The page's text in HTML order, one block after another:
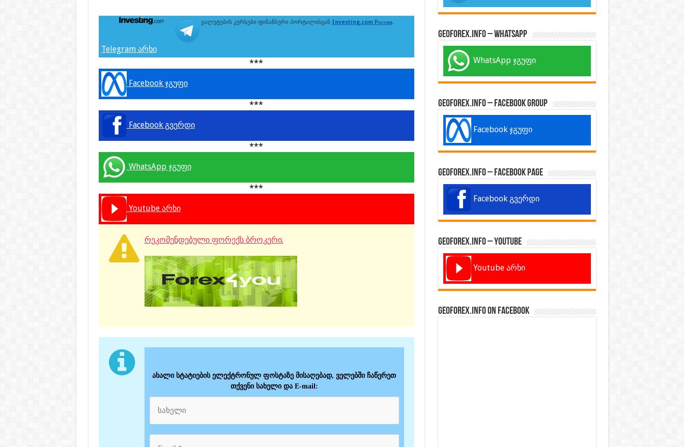
ვალუტების კურსები ფინანსური პორტალისგან Investing.com Россия.
Telegram არხი
***
Facebook ჯგუფი
***
Facebook გვერდი
***
WhatsApp ჯგუფი
***
Youtube არხი
რეკომენდებული ფორექს ბროკერი.
ახალი სტატიების ელექტრონულ ფოსტაზე მისაღებად, ველებში ჩაწერეთ
თქვენი სახელი და E-mail:
GeoForex.info – WhatsApp
WhatsApp ჯგუფი
GeoForex.info – Facebook Group
Facebook ჯგუფი
GeoForex.info – Facebook Page
Facebook გვერდი
GeoForex.info – Youtube
Youtube არხი
GeoForex.info on Facebook